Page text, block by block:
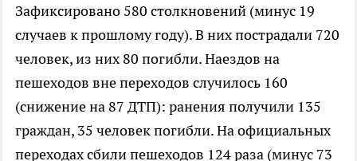
Зафиксировано 580 столкновений (минус 19
случаев к прошлому году). В них пострадали 720
человек, из них 80 погибли. Наездов на
пешеходов вне переходов случилось 160
(снижение на 87 ДТП): ранения получили 135
граждан, 35 человек погибли. На официальных
переходах сбили пешеходов 124 раза (минус 73